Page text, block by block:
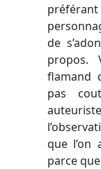
de
propos.
flamand
pas
que l’on
parce